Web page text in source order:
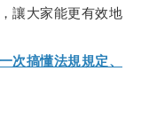
讓大家能更有效地
次搞懂法規規定、